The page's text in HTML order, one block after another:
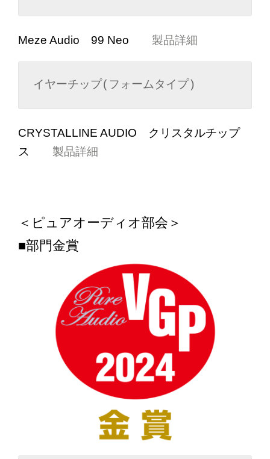
Meze Audio 99 Neo 製品詳細
イヤーチップ(フォームタイプ)
CRYSTALLINE AUDIO クリスタルチップ
ス 製品詳細
＜ピュアオーディオ部会＞
■部門金賞